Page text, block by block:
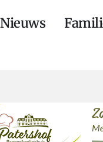
Nieuws